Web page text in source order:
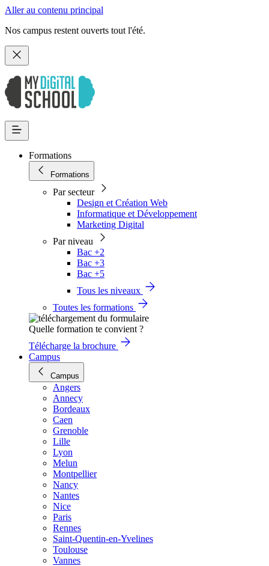
Aller au contenu principal
Nos campus restent ouverts tout l'été.
Formations
Formations
Par secteur
Design et Création Web
Informatique et Développement
Marketing Digital
Par niveau
Bac +2
Bac +3
Bac +5
Tous les niveaux
Toutes les formations
Quelle formation te convient ?
Télécharge la brochure
Campus
Campus
Angers
Annecy
Bordeaux
Caen
Grenoble
Lille
Lyon
Melun
Montpellier
Nancy
Nantes
Nice
Paris
Rennes
Saint-Quentin-en-Yvelines
Toulouse
Vannes